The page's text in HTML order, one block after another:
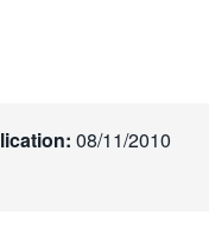
08/11/2010